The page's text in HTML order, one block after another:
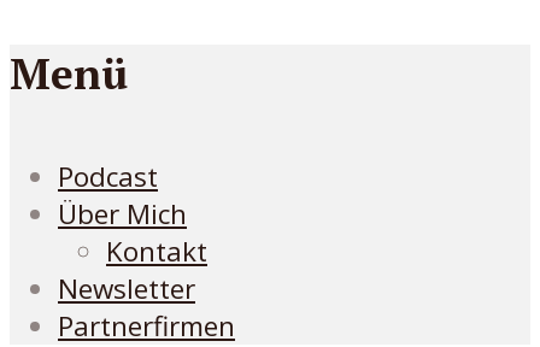
Menü
Podcast
Über Mich
Kontakt
Newsletter
Partnerfirmen